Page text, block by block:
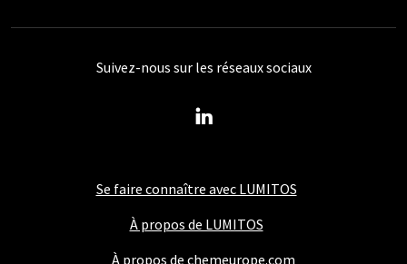
Se faire connaître avec LUMITOS
À propos de LUMITOS
À propos de chemeurope.com
Suivez-nous sur les réseaux sociaux